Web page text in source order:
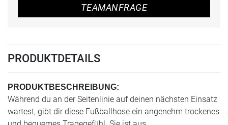
TEAMANFRAGE
PRODUKTDETAILS
PRODUKTBESCHREIBUNG:
Während du an der Seitenlinie auf deinen nächsten Einsatz
wartest, gibt dir diese Fußballhose ein angenehm trockenes